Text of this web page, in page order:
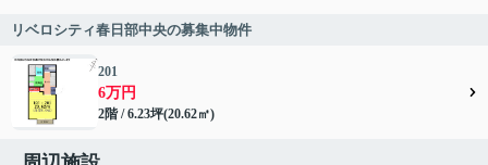
リベロシティ春日部中央の募集中物件
201
6万円
2階 / 6.23坪(20.62㎡)